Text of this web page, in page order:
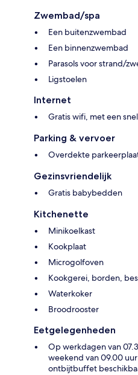
Zwembad/spa
Een buitenzwembad
Een binnenzwembad
Parasols voor strand/
Ligstoelen
Internet
Gratis wifi, met een
Parking & vervoer
Overdekte
Gezinsvriendelijk
Gratis babybedden
Kitchenette
Minikoelkast
Kookplaat
Microgolfoven
Kookgerei, borden,
Waterkoker
Broodrooster
Eetgelegenheden
Op werkdagen van
weekend van 09.00
ontbijtbuffet